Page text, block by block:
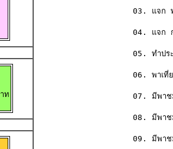
ท
03. แจก
04. แจก
05. ทำปร
06. พาเที่
07. มีพา
08. มีพาช
09. มีพา